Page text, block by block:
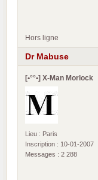
Hors ligne
Dr Mabuse
[•°°•] X-Man Morlock
Lieu : Paris
Inscription : 10-01-2007
Messages : 2 288